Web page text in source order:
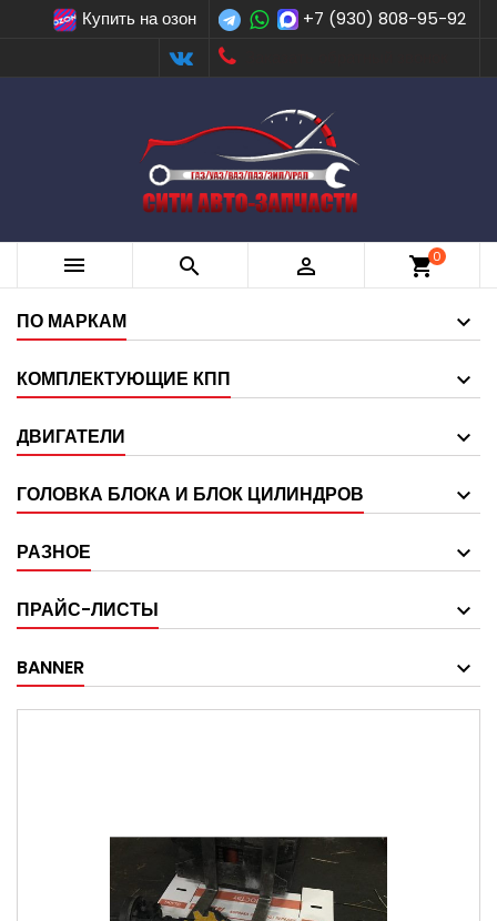
Купить на озон
+7 (930) 808-95-92
   shopping_cart0
ПО МАРКАМ
КОМПЛЕКТУЮЩИЕ КПП
ДВИГАТЕЛИ
ГОЛОВКА БЛОКА И БЛОК ЦИЛИНДРОВ
РАЗНОЕ
ПРАЙС-ЛИСТЫ
BANNER